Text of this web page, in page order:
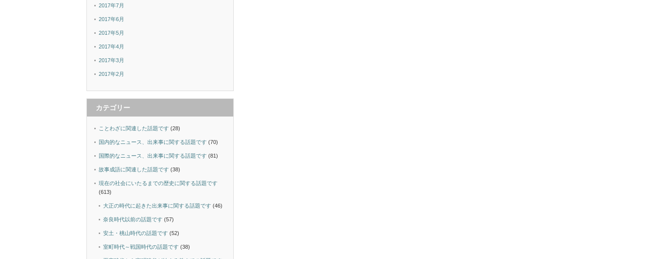
2017年7月
2017年6月
2017年5月
2017年4月
2017年3月
2017年2月
カテゴリー
ことわざに関連した話題です (28)
国内的なニュース、出来事に関する話題です (70)
国際的なニュース、出来事に関する話題です (81)
故事成語に関連した話題です (38)
現在の社会にいたるまでの歴史に関する話題です
(613)
大正の時代に起きた出来事に関する話題です (46)
奈良時代以前の話題です (57)
安土・桃山時代の話題です (52)
室町時代～戦国時代の話題です (38)